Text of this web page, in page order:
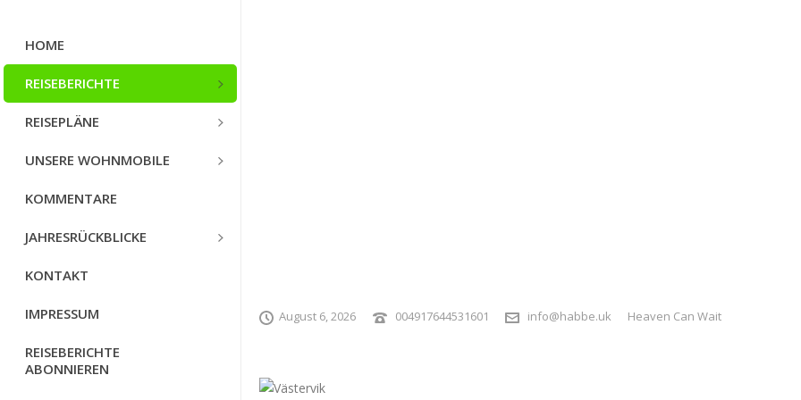
August 6, 2026 004917644531601 info@habbe.uk Heaven Can Wait
HOME
REISEBERICHTE
REISEPLÄNE
UNSERE WOHNMOBILE
KOMMENTARE
JAHRESRÜCKBLICKE
KONTAKT
IMPRESSUM
REISEBERICHTE
ABONNIEREN